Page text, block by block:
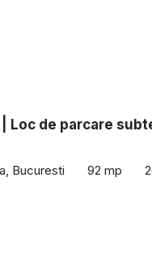
Loc de parcare
Bucuresti 92 mp